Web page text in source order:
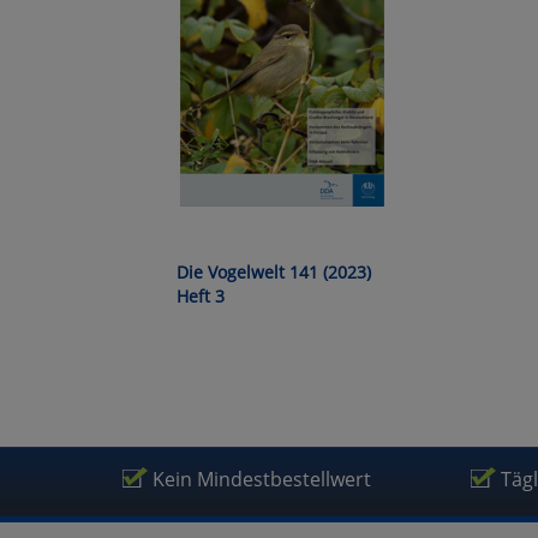
Die Vogelwelt 141 (2023)
Heft 3
Kein Mindestbestellwert